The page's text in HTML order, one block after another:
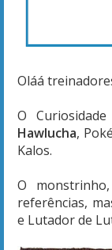
Oláá
O
Hawlucha,
Kalos.
O
referências,
e Lutador de